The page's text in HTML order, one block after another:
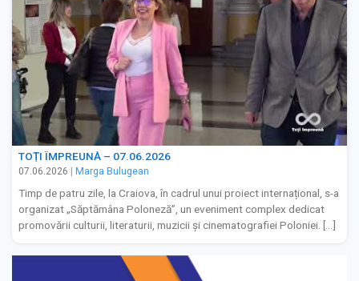
TOȚI ÎMPREUNĂ – 07.06.2026
07.06.2026 Marga Bulugean
Timp de patru zile, la Craiova, în cadrul unui proiect internațional, s-a
organizat „Săptămâna Poloneză”, un eveniment complex dedicat
promovării culturii, literaturii, muzicii și cinematografiei Poloniei. […]